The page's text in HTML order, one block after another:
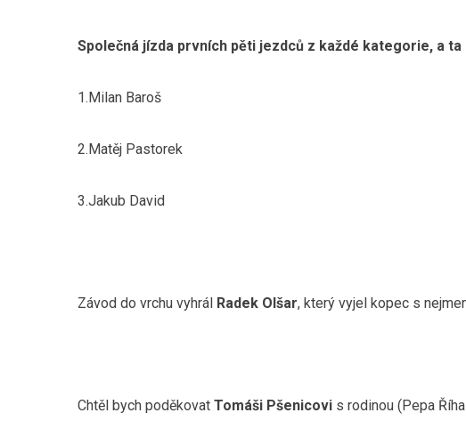
Společná jízda prvních pěti jezdců z každé kategorie, a ta
1.Milan Baroš
2.Matěj Pastorek
3.Jakub David
Závod do vrchu vyhrál Radek Olšar, který vyjel kopec s
Chtěl bych poděkovat Tomáši Pšenicovi s rodinou (Pepa